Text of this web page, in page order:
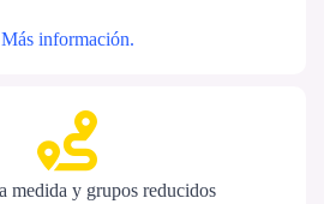
Más información.
medida y grupos reducidos